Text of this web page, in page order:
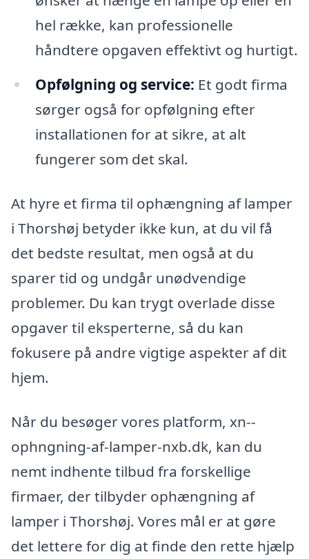
hel række, kan professionelle
håndtere opgaven effektivt og hurtigt.
Opfølgning og service: Et godt firma
sørger også for opfølgning efter
installationen for at sikre, at alt
fungerer som det skal.
At hyre et firma til ophængning af lamper
i Thorshøj betyder ikke kun, at du vil få
det bedste resultat, men også at du
sparer tid og undgår unødvendige
problemer. Du kan trygt overlade disse
opgaver til eksperterne, så du kan
fokusere på andre vigtige aspekter af dit
hjem.
Når du besøger vores platform, xn--
ophngning-af-lamper-nxb.dk, kan du
nemt indhente tilbud fra forskellige
firmaer, der tilbyder ophængning af
lamper i Thorshøj. Vores mål er at gøre
det lettere for dig at finde den rette hjælp